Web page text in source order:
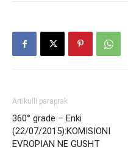
Artikulli paraprak
360° grade – Enki
(22/07/2015):KOMISIONI
EVROPIAN NE GUSHT